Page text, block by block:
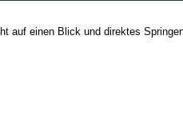
auf einen Blick und direktes